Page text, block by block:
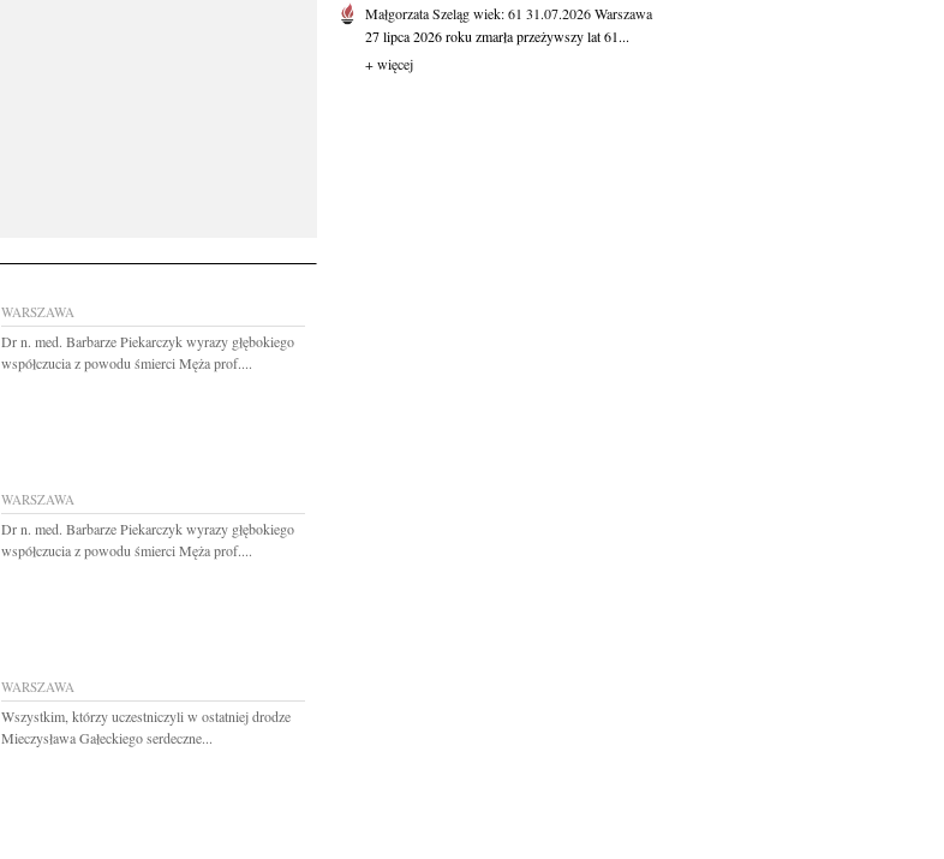
WARSZAWA
Dr n. med. Barbarze Piekarczyk wyrazy głębokiego
współczucia z powodu śmierci Męża prof....
WARSZAWA
Dr n. med. Barbarze Piekarczyk wyrazy głębokiego
współczucia z powodu śmierci Męża prof....
WARSZAWA
Wszystkim, którzy uczestniczyli w ostatniej drodze
Mieczysława Gałeckiego serdeczne...
Małgorzata Szelągwiek: 61 31.07.2026Warszawa
27 lipca 2026 roku zmarła przeżywszy lat 61...
+ więcej